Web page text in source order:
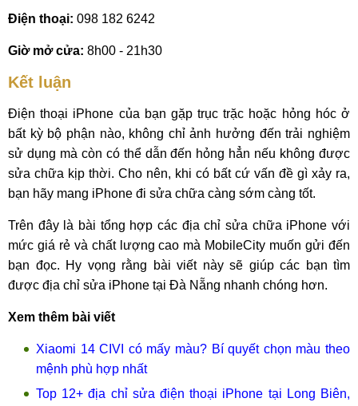
Điện thoại: 098 182 6242
Giờ mở cửa: 8h00 - 21h30
Kết luận
Điện thoại iPhone của bạn gặp trục trặc hoặc hỏng hóc ở
bất kỳ bộ phận nào, không chỉ ảnh hưởng đến trải nghiệm
sử dụng mà còn có thể dẫn đến hỏng hẳn nếu không được
sửa chữa kịp thời. Cho nên, khi có bất cứ vấn đề gì xảy ra,
bạn hãy mang iPhone đi sửa chữa càng sớm càng tốt.
Trên đây là bài tổng hợp các địa chỉ sửa chữa iPhone với
mức giá rẻ và chất lượng cao mà MobileCity muốn gửi đến
bạn đọc. Hy vọng rằng bài viết này sẽ giúp các bạn tìm
được địa chỉ sửa iPhone tại Đà Nẵng nhanh chóng hơn.
Xem thêm bài viết
Xiaomi 14 CIVI có mấy màu? Bí quyết chọn màu theo
mệnh phù hợp nhất
Top 12+ địa chỉ sửa điện thoại iPhone tại Long Biên,